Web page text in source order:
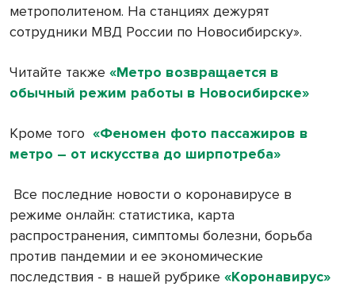
метрополитеном. На станциях дежурят
сотрудники МВД России по Новосибирску».
Читайте также «Метро возвращается в
обычный режим работы в Новосибирске»
Кроме того «Феномен фото пассажиров в
метро – от искусства до ширпотреба»
Все последние новости о коронавирусе в
режиме онлайн: статистика, карта
распространения, симптомы болезни, борьба
против пандемии и ее экономические
последствия - в нашей рубрике «Коронавирус»